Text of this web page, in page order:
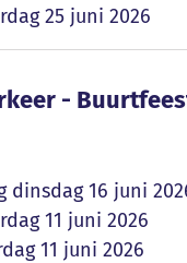
25 juni 2026
--
dinsdag 16 juni
11 juni 2026
11 juni 2026